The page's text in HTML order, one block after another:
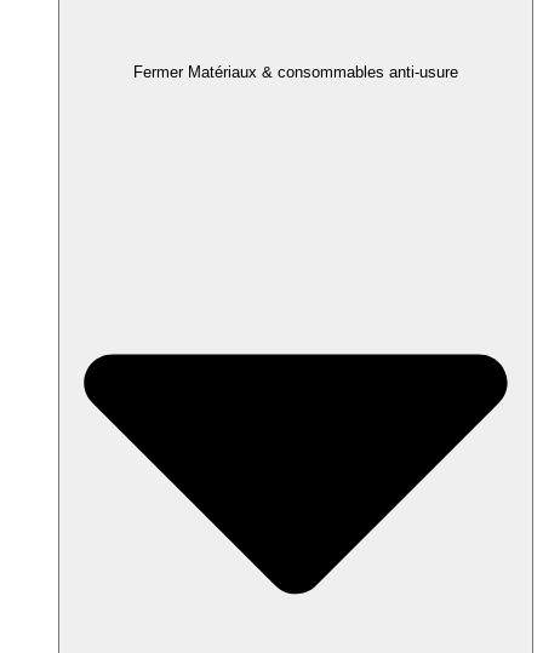
Fermer Matériaux & consommables anti-usure